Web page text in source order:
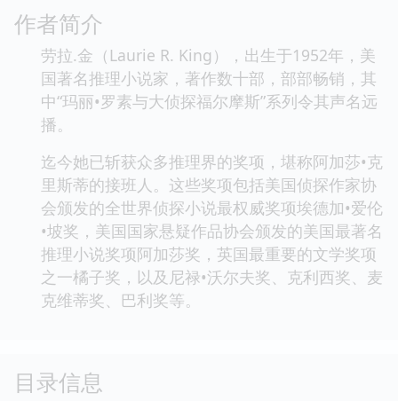
作者简介
劳拉.金（Laurie R. King），出生于1952年，美
国著名推理小说家，著作数十部，部部畅销，其
中“玛丽•罗素与大侦探福尔摩斯”系列令其声名远
播。
迄今她已斩获众多推理界的奖项，堪称阿加莎•克
里斯蒂的接班人。这些奖项包括美国侦探作家协
会颁发的全世界侦探小说最权威奖项埃德加•爱伦
•坡奖，美国国家悬疑作品协会颁发的美国最著名
推理小说奖项阿加莎奖，英国最重要的文学奖项
之一橘子奖，以及尼禄•沃尔夫奖、克利西奖、麦
克维蒂奖、巴利奖等。
目录信息